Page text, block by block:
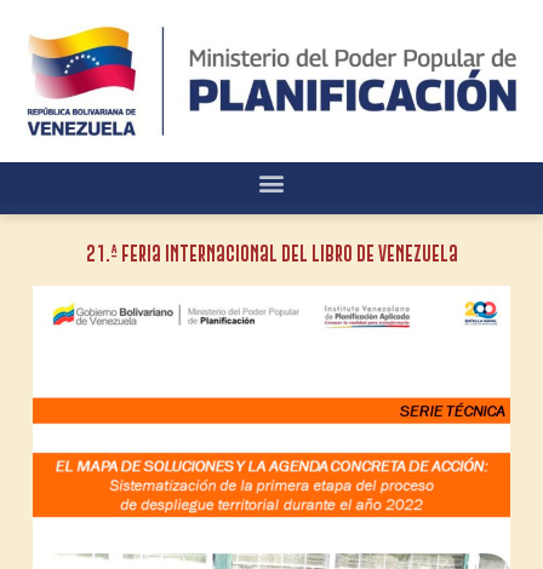
21.ª Feria Internacional del Libro de Venezuela